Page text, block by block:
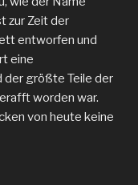
zur Zeit der
entworfen und
eine
der größte Teile der
worden war.
von heute keine